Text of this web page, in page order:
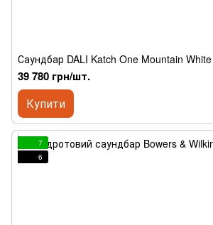
Саундбар DALI Katch One Mountain White
39 780 грн/шт.
Купити
7
6